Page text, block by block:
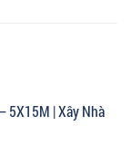
5X15M | Xây Nhà